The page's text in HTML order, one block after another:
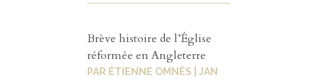
Brève histoire de l’Église
réformée en Angleterre
PAR ÉTIENNE OMNÈS |JAN